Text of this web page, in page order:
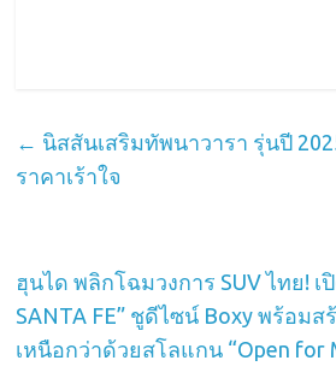
← นิสสันเสริมทัพนาวารา รุ่นปี
ราคาเร้าใจ
ฮุนได พลิกโฉมวงการ SUV ไทย! เ
SANTA FE” ชูดีไซน์ Boxy พร้อม
เหนือกว่าด้วยสโลแกน “Open for